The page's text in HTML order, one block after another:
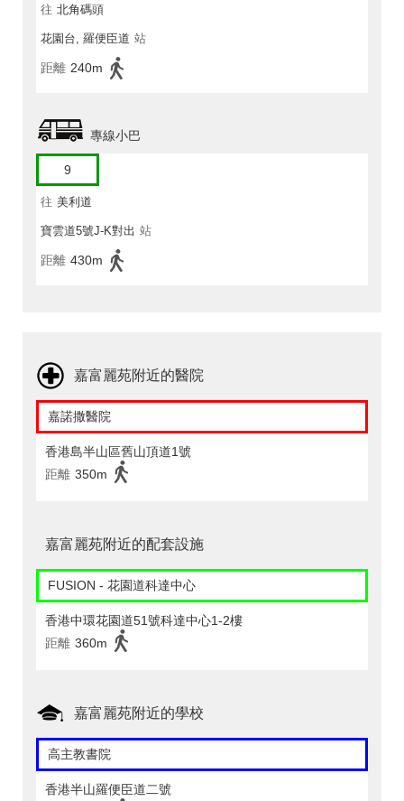
往 北角碼頭
花園台, 羅便臣道 站
距離 240m
專線小巴
9
往 美利道
寶雲道5號J-K對出 站
距離 430m
嘉富麗苑附近的醫院
嘉諾撒醫院
香港島半山區舊山頂道1號
距離 350m
嘉富麗苑附近的配套設施
FUSION - 花園道科達中心
香港中環花園道51號科達中心1-2樓
距離 360m
嘉富麗苑附近的學校
高主教書院
香港半山羅便臣道二號